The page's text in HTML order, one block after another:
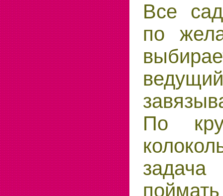
Все
по
По